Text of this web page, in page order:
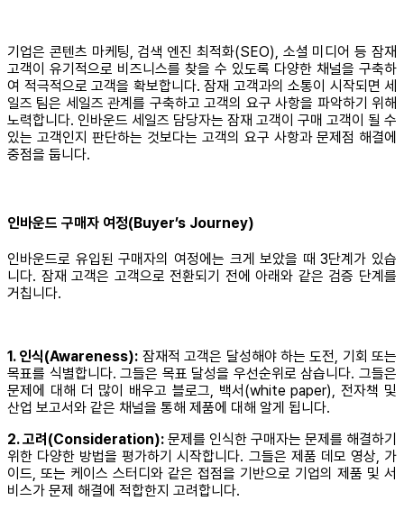
기업은 콘텐츠 마케팅, 검색 엔진 최적화(SEO), 소셜 미디어 등 잠재
고객이 유기적으로 비즈니스를 찾을 수 있도록 다양한 채널을 구축하
여 적극적으로 고객을 확보합니다. 잠재 고객과의 소통이 시작되면 세
일즈 팀은 세일즈 관계를 구축하고 고객의 요구 사항을 파악하기 위해
노력합니다. 인바운드 세일즈 담당자는 잠재 고객이 구매 고객이 될 수
있는 고객인지 판단하는 것보다는 고객의 요구 사항과 문제점 해결에
중점을 둡니다.
인바운드 구매자 여정(Buyer’s Journey)
인바운드로 유입된 구매자의 여정에는 크게 보았을 때 3단계가 있습
니다. 잠재 고객은 고객으로 전환되기 전에 아래와 같은 검증 단계를
거칩니다.
1. 인식(Awareness): 잠재적 고객은 달성해야 하는 도전, 기회 또는
목표를 식별합니다. 그들은 목표 달성을 우선순위로 삼습니다. 그들은
문제에 대해 더 많이 배우고 블로그, 백서(white paper), 전자책 및
산업 보고서와 같은 채널을 통해 제품에 대해 알게 됩니다.
2. 고려(Consideration): 문제를 인식한 구매자는 문제를 해결하기
위한 다양한 방법을 평가하기 시작합니다. 그들은 제품 데모 영상, 가
이드, 또는 케이스 스터디와 같은 접점을 기반으로 기업의 제품 및 서
비스가 문제 해결에 적합한지 고려합니다.